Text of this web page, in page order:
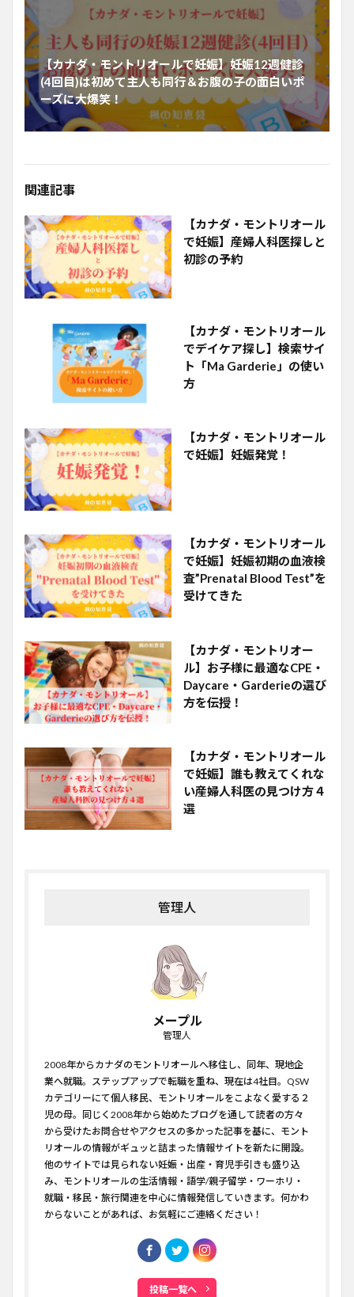
【カナダ・モントリオールで妊娠】妊娠12週健診
(4回目)は初めて主人も同行＆お腹の子の面白いポ
ーズに大爆笑！
関連記事
【カナダ・モントリオール
で妊娠】産婦人科医探しと
初診の予約
【カナダ・モントリオール
でデイケア探し】検索サイ
ト「Ma Garderie」の使い
方
【カナダ・モントリオール
で妊娠】妊娠発覚！
【カナダ・モントリオール
で妊娠】妊娠初期の血液検
査”Prenatal Blood Test”を
受けてきた
【カナダ・モントリオー
ル】お子様に最適なCPE・
Daycare・Garderieの選び
方を伝授！
【カナダ・モントリオール
で妊娠】誰も教えてくれな
い産婦人科医の見つけ方４
選
管理人
メープル
管理人
2008年からカナダのモントリオールへ移住し、同年、現地企
業へ就職。ステップアップで転職を重ね、現在は4社目。QSW
カテゴリーにて個人移民、モントリオールをこよなく愛する２
児の母。同じく2008年から始めたブログを通して読者の方々
から受けたお問合せやアクセスの多かった記事を基に、モント
リオールの情報がギュッと詰まった情報サイトを新たに開設。
他のサイトでは見られない妊娠・出産・育児手引きも盛り込
み、モントリオールの生活情報・語学/親子留学・ワーホリ・
就職・移民・旅行関連を中心に情報発信していきます。何かわ
からないことがあれば、お気軽にご連絡ください！
投稿一覧へ